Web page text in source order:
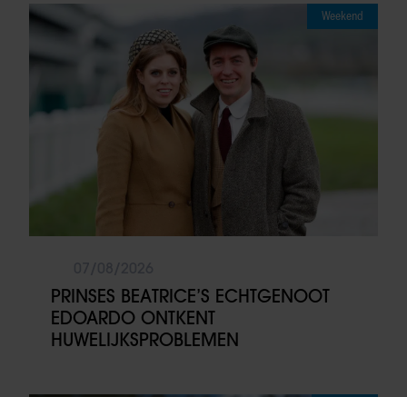
Weekend
PRINSES BEATRICE’S ECHTGENOOT
EDOARDO ONTKENT
HUWELIJKSPROBLEMEN